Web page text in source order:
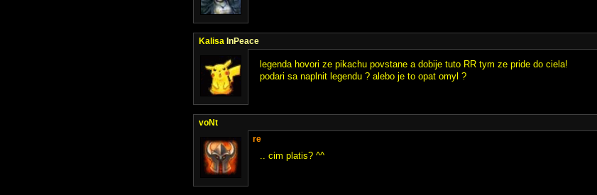
Kalisa InPeace
legenda hovori ze pikachu povstane a dobije tuto RR tym ze pride do ciela!
podari sa naplnit legendu ? alebo je to opat omyl ?
voNt
re
.. cim platis? ^^